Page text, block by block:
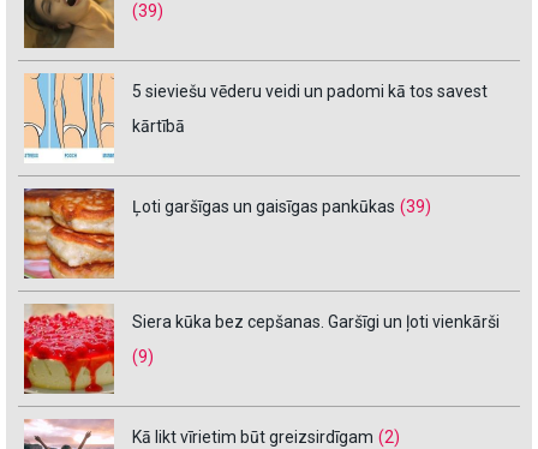
(39)
5 sieviešu vēderu veidi un padomi kā tos savest
kārtībā
Ļoti garšīgas un gaisīgas pankūkas (39)
Siera kūka bez cepšanas. Garšīgi un ļoti vienkārši
(9)
Kā likt vīrietim būt greizsirdīgam (2)